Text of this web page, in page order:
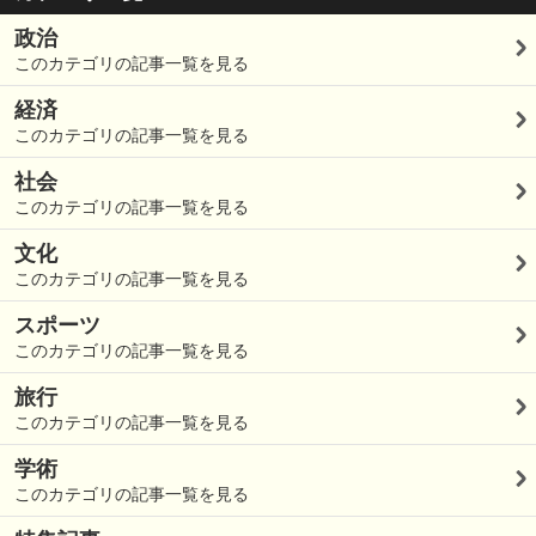
政治
このカテゴリの記事一覧を見る
経済
このカテゴリの記事一覧を見る
社会
このカテゴリの記事一覧を見る
文化
このカテゴリの記事一覧を見る
スポーツ
このカテゴリの記事一覧を見る
旅行
このカテゴリの記事一覧を見る
学術
このカテゴリの記事一覧を見る